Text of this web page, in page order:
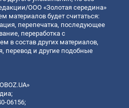
ООО «Золотая середина»
материалов будет считаться:
перепечатка, последующее
переработка с
в состав других материалов,
перевод и другие подобные
06156;